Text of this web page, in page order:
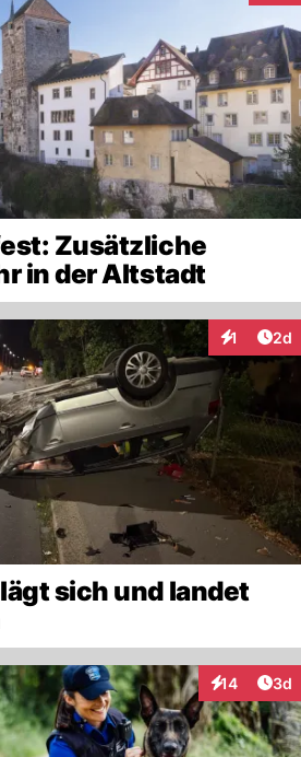
Zusätzliche
in der Altstadt
1 2d
sich und landet
14
Interaktionen
3d